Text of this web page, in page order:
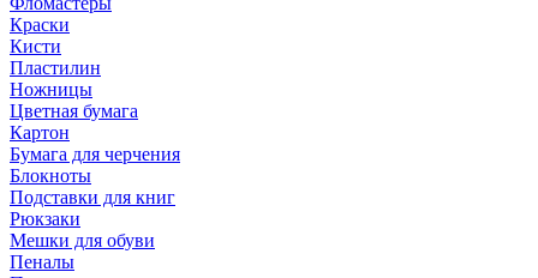
Краски
Кисти
Пластилин
Ножницы
Цветная бумага
Картон
Бумага для черчения
Блокноты
Подставки для книг
Рюкзаки
Мешки для обуви
Пеналы